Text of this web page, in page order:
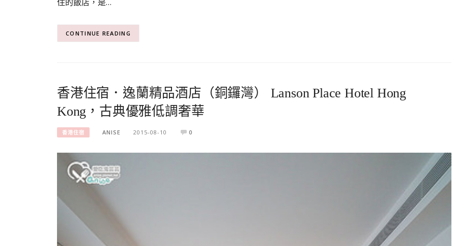
CONTINUE READING
香港住宿．逸蘭精品酒店（銅鑼灣） Lanson Place Hotel Hong
Kong，古典優雅低調奢華
香港住宿 ANISE 2015-08-10 0